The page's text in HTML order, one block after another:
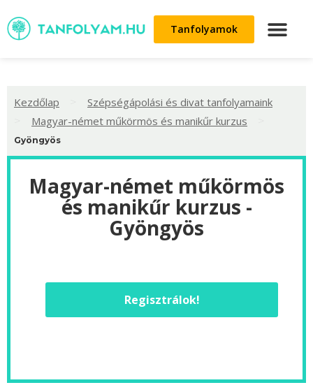
Tanfolyamok
Kezdőlap Szépségápolási és divat tanfolyamaink
Magyar-német műkörmös és manikűr kurzus
Gyöngyös
Magyar-német műkörmös
és manikűr kurzus -
Gyöngyös
Regisztrálok!